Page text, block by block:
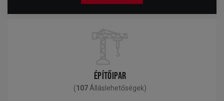
ÉPÍTŐIPAR
(107 Álláslehetőségek)